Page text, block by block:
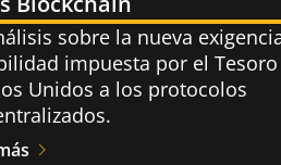
sobre la nueva
impuesta por el
Unidos a los protocolos